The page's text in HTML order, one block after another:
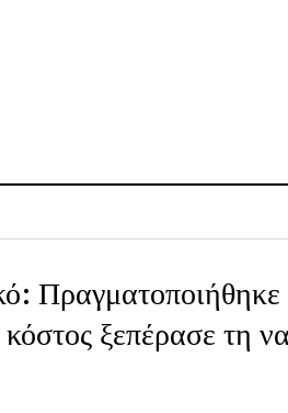
κόστος ξεπέρασε τη